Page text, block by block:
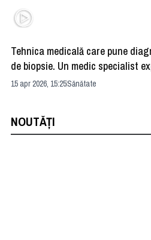
Tehnica medicală care pune
de biopsie. Un medic specialist
15 apr 2026, 15:25Sănătate
NOUTĂȚI